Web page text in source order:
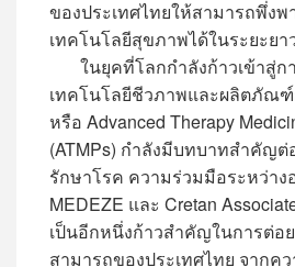
ของประเทศไทยให้สามารถพึ่งพ
เทคโนโลยีสุขภาพได้ในระยะยา
ในยุคที่โลกกำลังก้าวเข้าสู่
เทคโนโลยีชีวภาพและผลิตภัณ
หรือ Advanced Therapy
(ATMPs) กำลังมีบทบาทสำคัญ
รักษาโรค ความร่วมมือระหว่าง
MEDEZE และ Cretan
เป็นอีกหนึ่งก้าวสำคัญในการต่อ
สามารถของประเทศไทย จากค